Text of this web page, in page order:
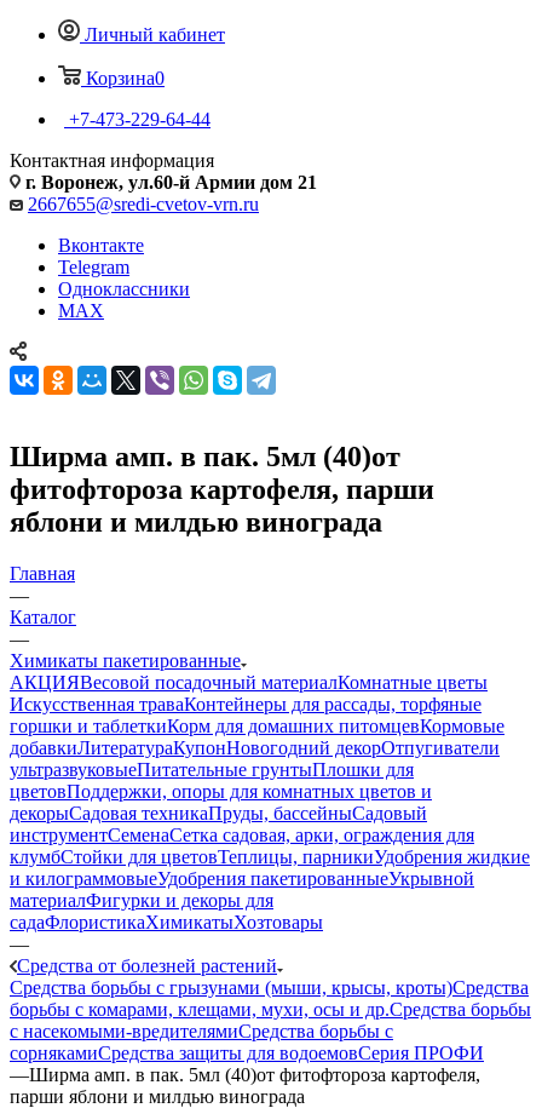
Личный кабинет
Корзина0
+7-473-229-64-44
Контактная информация
г. Воронеж, ул.60-й Армии дом 21
2667655@sredi-cvetov-vrn.ru
Вконтакте
Telegram
Одноклассники
MAX
Ширма амп. в пак. 5мл (40)от
фитофтороза картофеля, парши
яблони и милдью винограда
Главная
—
Каталог
—
Химикаты пакетированные
АКЦИЯВесовой посадочный материалКомнатные цветы
Искусственная траваКонтейнеры для рассады, торфяные
горшки и таблеткиКорм для домашних питомцевКормовые
добавкиЛитератураКупонНовогодний декорОтпугиватели
ультразвуковыеПитательные грунтыПлошки для
цветовПоддержки, опоры для комнатных цветов и
декорыСадовая техникаПруды, бассейныСадовый
инструментСеменаСетка садовая, арки, ограждения для
клумбСтойки для цветовТеплицы, парникиУдобрения жидкие
и килограммовыеУдобрения пакетированныеУкрывной
материалФигурки и декоры для
садаФлористикаХимикатыХозтовары
—
Средства от болезней растений
Средства борьбы с грызунами (мыши, крысы, кроты)Средства
борьбы с комарами, клещами, мухи, осы и др.Средства борьбы
с насекомыми-вредителямиСредства борьбы с
сорнякамиСредства защиты для водоемовСерия ПРОФИ
—Ширма амп. в пак. 5мл (40)от фитофтороза картофеля,
парши яблони и милдью винограда